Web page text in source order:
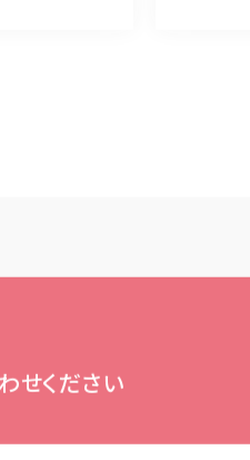
せください